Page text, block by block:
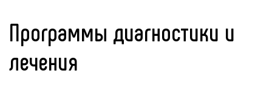
Программы диагностики и
лечения